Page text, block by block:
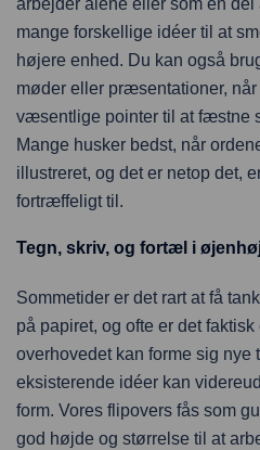
arbejder alene eller som en del
mange forskellige idéer til at
højere enhed. Du kan også
møder eller præsentationer,
væsentlige pointer til at fæstne
Mange husker bedst, når
illustreret, og det er netop det,
fortræffeligt til.
Tegn, skriv, og fortæl i
Sommetider er det rart at få
på papiret, og ofte er det
overhovedet kan forme sig nye
eksisterende idéer kan
form. Vores flipovers fås som
god højde og størrelse til at